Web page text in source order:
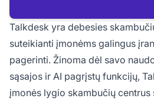
Talkdesk yra debesies
suteikianti įmonėms galingus
pagerinti. Žinoma dėl savo
sąsajos ir AI pagrįstų funkcijų,
įmonės lygio skambučių centrus